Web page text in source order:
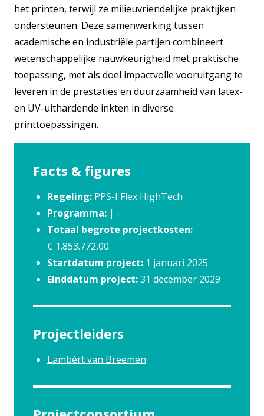
het printen, terwijl ze milieuvriendelijke praktijken
ondersteunen. Deze samenwerking tussen
academische en industriële partijen combineert
wetenschappelijke nauwkeurigheid met praktische
toepassing, met als doel impactvolle vooruitgang te
leveren in de prestaties en duurzaamheid van latex-
en UV-uithardende inkten in diverse
printtoepassingen.
Facts & figures
Regeling: PPS-I Flex HighTech
Programma: | -
Totaal begrote projectkosten:
€ 1.853.772,00
Startdatum project: 1 januari 2025
Einddatum project:31 december 2029
Projectleiders
Lambèrt van Breemen